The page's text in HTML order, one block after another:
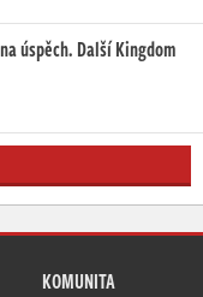
úspěch. Další Kingdom
KOMUNITA